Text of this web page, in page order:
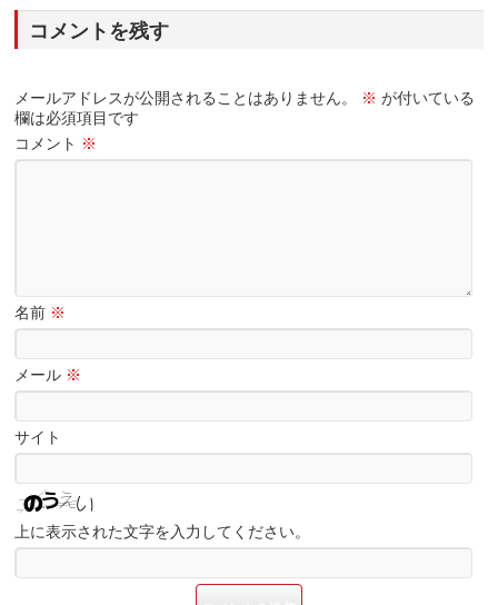
コメントを残す
メールアドレスが公開されることはありません。 ※ が付いている
欄は必須項目です
コメント ※
名前 ※
メール ※
サイト
上に表示された文字を入力してください。